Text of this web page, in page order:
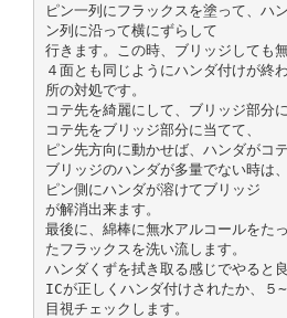
ピン一列にフラックスを塗って、ハ
ン列に沿って横にずらして
行きます。この時、ブリッジしても無
４面とも同じようにハンダ付けが終
所の対処です。
コテ先を綺麗にして、ブリッジ部分
コテ先をブリッジ部分に当てて、
ピン先方向に動かせば、ハンダがコ
ブリッジのハンダが多量でない時は
ピン側にハンダが溶けてブリッジ
が解消出来ます。
最後に、綿棒に無水アルコールをた
たフラックスを洗い流します。
ハンダくずを拭き取る感じでやると良
ICが正しくハンダ付けされたか、５∼
目視チェックします。